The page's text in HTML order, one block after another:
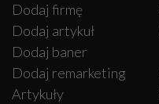
Dodaj firmę
Dodaj artykuł
Dodaj baner
Dodaj remarketing
Artykuły